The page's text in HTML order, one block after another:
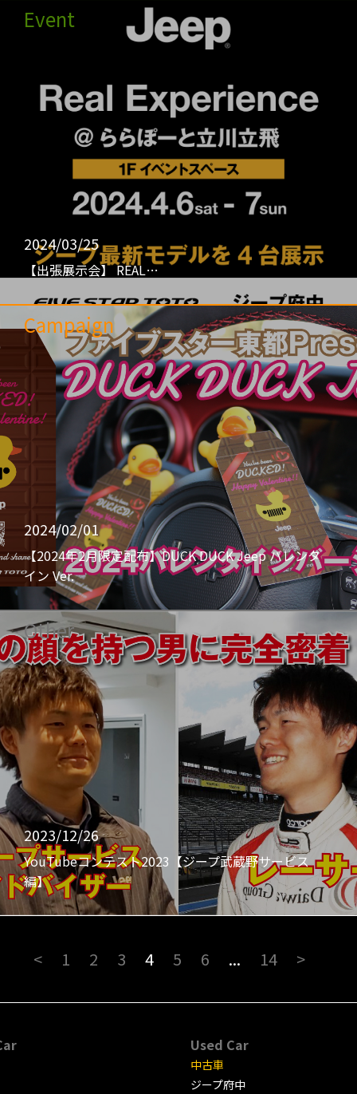
Event
2024/03/25
【出張展示会】 REAL…
Campaign
2024/02/01
【2024年2月限定配布】DUCK DUCK Jeep バレンタ
イン Ver.
Other
2023/12/26
YouTubeコンテスト2023【ジープ武蔵野サービス
編】
< 1 2 3 4 5 6 ... 14 >
Used Car
中古車
ジープ府中